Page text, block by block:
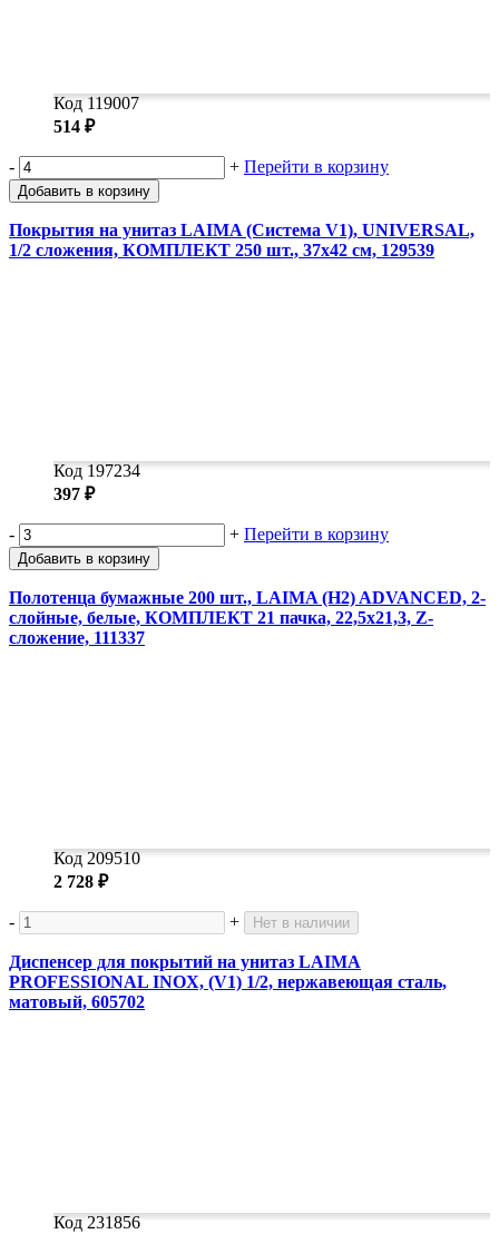
Код 119007
514 ₽
- + Перейти в корзину
Добавить в корзину
Покрытия на унитаз LAIMA (Система V1), UNIVERSAL,
1/2 сложения, КОМПЛЕКТ 250 шт., 37х42 см, 129539
Код 197234
397 ₽
- + Перейти в корзину
Добавить в корзину
Полотенца бумажные 200 шт., LAIMA (H2) ADVANCED, 2-
слойные, белые, КОМПЛЕКТ 21 пачка, 22,5х21,3, Z-
сложение, 111337
Код 209510
2 728 ₽
- + Нет в наличии
Диспенсер для покрытий на унитаз LAIMA
PROFESSIONAL INOX, (V1) 1/2, нержавеющая сталь,
матовый, 605702
Код 231856